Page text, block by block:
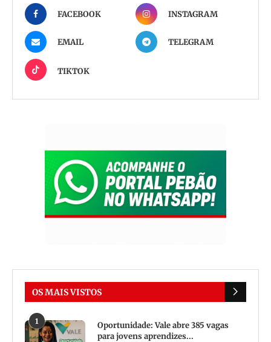
FACEBOOK INSTAGRAM
EMAIL TELEGRAM
TIKTOK
OS MAIS VISTOS
1
Oportunidade: Vale abre 385 vagas
para jovens aprendizes...